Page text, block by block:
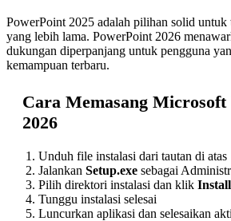
PowerPoint 2025 adalah pilihan solid untuk
yang lebih lama. PowerPoint 2026
dukungan diperpanjang untuk pengguna
kemampuan terbaru.
Cara Memasang Microsoft
2026
Unduh file instalasi dari tautan di atas
Jalankan Setup.exe sebagai
Pilih direktori instalasi dan klik Install
Tunggu instalasi selesai
Luncurkan aplikasi dan selesaikan